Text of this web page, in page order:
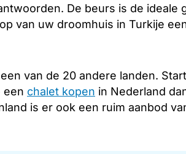
De beurs is de ideale
van uw droomhuis in Turkije
van de 20 andere landen.
een chalet kopen in Nederland
is er ook een ruim aanbod